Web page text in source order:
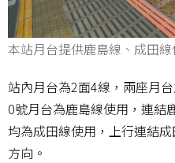
本站月台提供鹿島線、成田線
站內月台為2面4線，兩座月
0號月台為鹿島線使用，連結
均為成田線使用，上行連結
方向。